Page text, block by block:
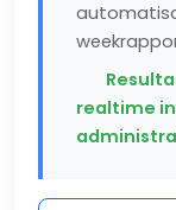
realtime